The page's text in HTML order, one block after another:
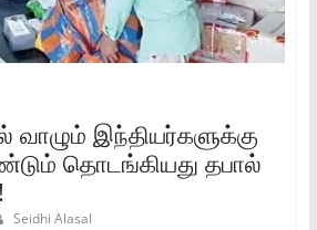
வாழும் இந்தியர்களுக்கு
தொடங்கியது தபால்
Seidhi Alasal